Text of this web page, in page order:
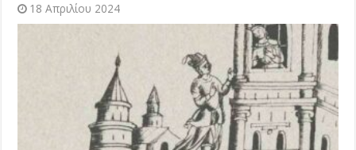
18 Απριλίου 2024